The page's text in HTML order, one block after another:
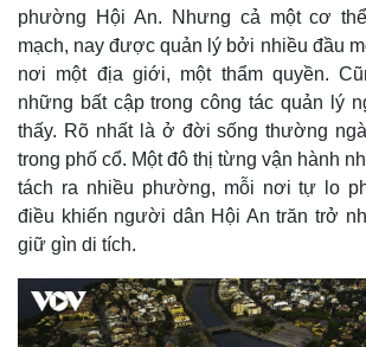
phường Hội An. Nhưng cả một cơ
mạch, nay được quản lý bởi nhiều đầu
nơi một địa giới, một thẩm quyền.
những bất cập trong công tác quản lý
thấy. Rõ nhất là ở đời sống thường
trong phố cổ. Một đô thị từng vận hành
tách ra nhiều phường, mỗi nơi tự lo
điều khiến người dân Hội An trăn trở
giữ gìn di tích.